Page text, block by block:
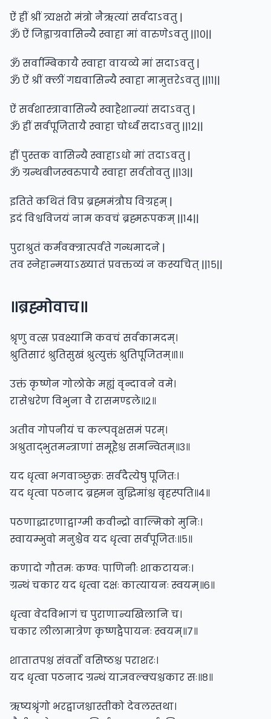
ऐं ह्रीं श्रीं त्र्यक्षरो मंत्रो नैऋत्यां सर्वदाऽवतु |
ॐ ऐं जिह्वाग्रवासिन्यै स्वाहा मां वारुणेऽवतु ||१०||
ॐ सर्वाम्बिकायै स्वाहा वायव्ये मां सदाऽवतु |
ॐ ऐं श्रीं क्लीं गद्यवासिन्यै स्वाहा मामुत्तरेऽवतु ||११||
ऐं सर्वशास्त्रावासिन्यै स्वाहैशान्यां सदाऽवतु |
ॐ ह्रीं सर्वपूजितायै स्वाहा चोर्ध्वं सदाऽवतु ||१२||
ह्रीं पुस्तक वासिन्यै स्वाहाऽधो मां तदाऽवतु |
ॐ ग्रन्थबीजस्वरुपायै स्वाहा सर्वतोवतु ||१३||
इतिते कथितं विप्र ब्रह्ममंत्रौघ विग्रहम् |
इदं विश्वविजयं नाम कवचं ब्रह्मरूपकम् ||१४||
पुराश्रुतं कर्मवक्त्रात्पर्वते गन्धमादने |
तव स्नेहान्मयाऽख्यातं प्रवक्तव्यं न कस्यचित् ||१५||
॥ब्रह्मोवाच॥
श्रृणु वत्स प्रवक्ष्यामि कवचं सर्वकामदम्।
श्रुतिसारं श्रुतिसुखं श्रुत्युक्तं श्रुतिपूजितम्॥१॥
उक्तं कृष्णेन गोलोके मह्यं वृन्दावने वमे।
रासेश्वरेण विभुना वै रासमण्डले॥२॥
अतीव गोपनीयं च कल्पवृक्षसमं परम्।
अश्रुताद्भुतमन्त्राणां समूहैश्च समन्वितम्॥३॥
यद धृत्वा भगवाञ्छुक्रः सर्वदैत्येषु पूजितः।
यद धृत्वा पठनाद ब्रह्मन बुद्धिमांश्च बृहस्पति॥४॥
पठणाद्धारणाद्वाग्मी कवीन्द्रो वाल्मिको मुनिः।
स्वायम्भुवो मनुश्चैव यद धृत्वा सर्वपूजितः॥५॥
कणादो गौतमः कण्वः पाणिनीः शाकटायनः।
ग्रन्थं चकार यद धृत्वा दक्षः कात्यायनः स्वयम्॥६॥
धृत्वा वेदविभागं च पुराणान्यखिलानि च।
चकार लीलामात्रेण कृष्णद्वैपायनः स्वयम्॥७॥
शातातपश्च संवर्तो वसिष्ठश्च पराशरः।
यद धृत्वा पठनाद ग्रन्थं याज्ञवल्क्यश्चकार सः॥८॥
ऋष्यश्रृंगो भरद्वाजश्चास्तीको देवलस्तथा।